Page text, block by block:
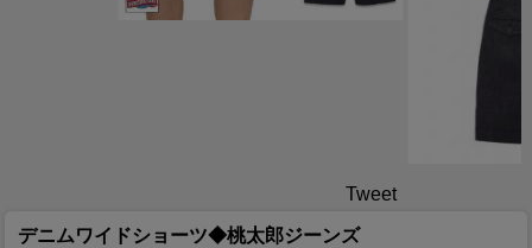
Tweet
デニムワイドショーツ◆桃太郎ジーンズ